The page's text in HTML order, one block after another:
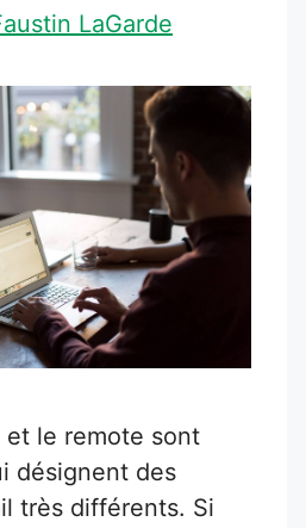
LaGarde
le remote sont
désignent des
très différents. Si